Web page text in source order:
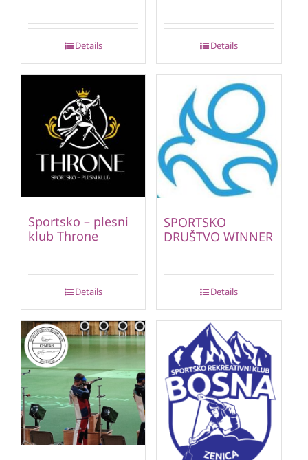
Details Details
Sportsko – plesni
klub Throne
Details
SPORTSKO
DRUŠTVO WINNER
Details